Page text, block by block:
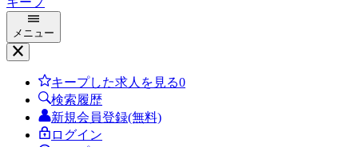
メニュー
キープした求人を見る0
検索履歴
新規会員登録(無料)
ログイン